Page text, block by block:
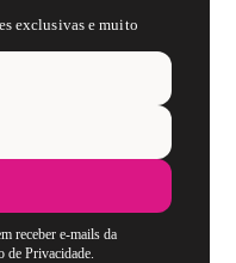
exclusivas e muito
receber e-mails da
de Privacidade.